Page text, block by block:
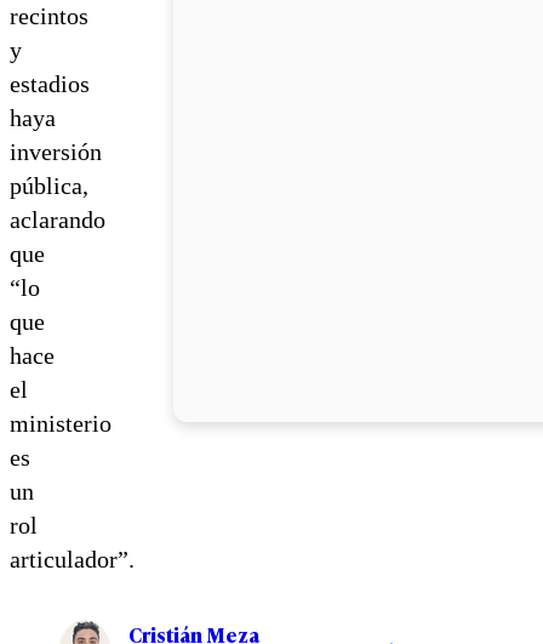
recintos
y
estadios
haya
inversión
pública,
aclarando
que
“lo
que
hace
el
ministerio
es
un
rol
articulador”.
Cristián Meza